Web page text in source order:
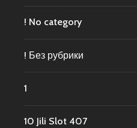
! No category
! Без рубрики
1
10 Jili Slot 407